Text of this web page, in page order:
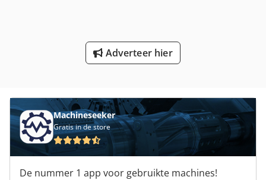
Verscherping Van De Machine
Werken Voertuig
Adverteer hier
Machineseeker
Gratis in de store
De nummer 1 app voor gebruikte machines!